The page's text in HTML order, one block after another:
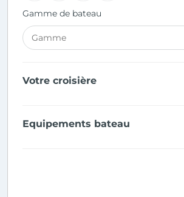
Gamme de bateau
Votre croisière
Equipements bateau